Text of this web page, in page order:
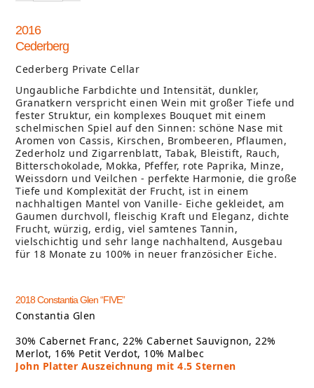
2016
Cederberg
Cederberg Private Cellar
Ungaubliche Farbdichte und Intensität, dunkler,
Granatkern verspricht einen Wein mit großer Tiefe und
fester Struktur, ein komplexes Bouquet mit einem
schelmischen Spiel auf den Sinnen: schöne Nase mit
Aromen von Cassis, Kirschen, Brombeeren, Pflaumen,
Zederholz und Zigarrenblatt, Tabak, Bleistift, Rauch,
Bitterschokolade, Mokka, Pfeffer, rote Paprika, Minze,
Weissdorn und Veilchen - perfekte Harmonie, die große
Tiefe und Komplexität der Frucht, ist in einem
nachhaltigen Mantel von Vanille- Eiche gekleidet, am
Gaumen durchvoll, fleischig Kraft und Eleganz, dichte
Frucht, würzig, erdig, viel samtenes Tannin,
vielschichtig und sehr lange nachhaltend, Ausgebau
für 18 Monate zu 100% in neuer französicher Eiche.
2018 Constantia Glen “FIVE”
Constantia Glen
30% Cabernet Franc, 22% Cabernet Sauvignon, 22%
Merlot, 16% Petit Verdot, 10% Malbec
John Platter Auszeichnung mit 4.5 Sternen